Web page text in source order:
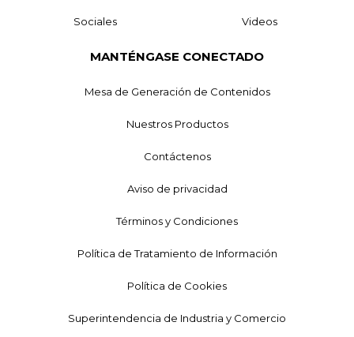
Sociales Videos
MANTÉNGASE CONECTADO
Mesa de Generación de Contenidos
Nuestros Productos
Contáctenos
Aviso de privacidad
Términos y Condiciones
Política de Tratamiento de Información
Política de Cookies
Superintendencia de Industria y Comercio